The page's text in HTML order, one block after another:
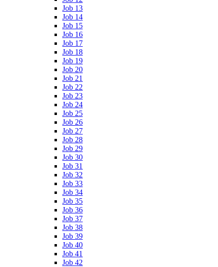
Job 13
Job 14
Job 15
Job 16
Job 17
Job 18
Job 19
Job 20
Job 21
Job 22
Job 23
Job 24
Job 25
Job 26
Job 27
Job 28
Job 29
Job 30
Job 31
Job 32
Job 33
Job 34
Job 35
Job 36
Job 37
Job 38
Job 39
Job 40
Job 41
Job 42